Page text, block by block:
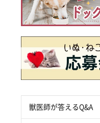
獣医師が答えるQ&A